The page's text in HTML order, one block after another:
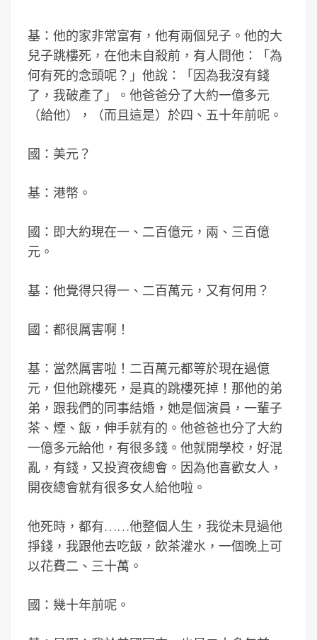
基：他的家非常富有，他有兩個兒子。他的大
兒子跳樓死，在他未自殺前，有人問他：「為
何有死的念頭呢？」他說：「因為我沒有錢
了，我破產了」。他爸爸分了大約一億多元
（給他），（而且這是）於四、五十年前呢。
國：美元？
基：港幣。
國：即大約現在一、二百億元，兩、三百億
元。
基：他覺得只得一、二百萬元，又有何用？
國：都很厲害啊！
基：當然厲害啦！二百萬元都等於現在過億
元，但他跳樓死，是真的跳樓死掉！那他的弟
弟，跟我們的同事結婚，她是個演員，一輩子
茶、煙、飯，伸手就有的。他爸爸也分了大約
一億多元給他，有很多錢。他就開學校，好混
亂，有錢，又投資夜總會。因為他喜歡女人，
開夜總會就有很多女人給他啦。
他死時，都有……他整個人生，我從未見過他
掙錢，我跟他去吃飯，飲茶灌水，一個晚上可
以花費二、三十萬。
國：幾十年前呢。